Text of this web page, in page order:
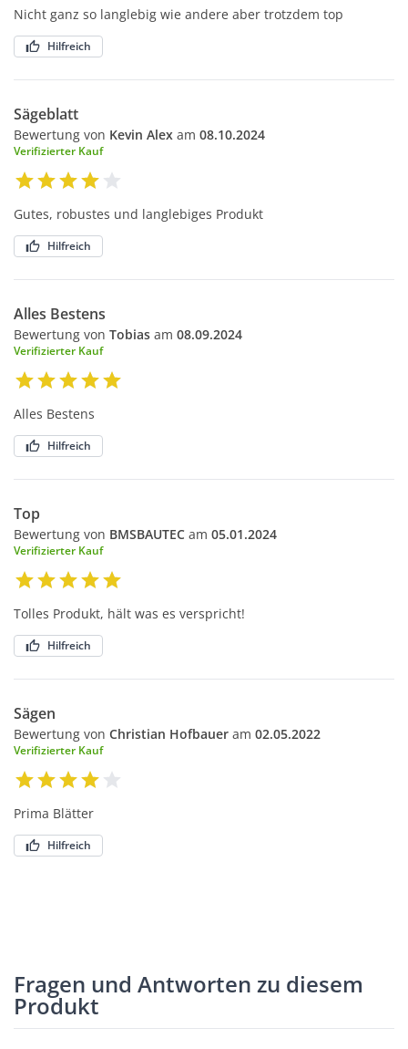
Nicht ganz so langlebig wie andere aber trotzdem top
Hilfreich
Sägeblatt
Bewertung von Kevin Alex am 08.10.2024
Verifizierter Kauf
Gutes, robustes und langlebiges Produkt
Hilfreich
Alles Bestens
Bewertung von Tobias am 08.09.2024
Verifizierter Kauf
Alles Bestens
Hilfreich
Top
Bewertung von BMSBAUTEC am 05.01.2024
Verifizierter Kauf
Tolles Produkt, hält was es verspricht!
Hilfreich
Sägen
Bewertung von Christian Hofbauer am 02.05.2022
Verifizierter Kauf
Prima Blätter
Hilfreich
Fragen und Antworten zu diesem
Produkt